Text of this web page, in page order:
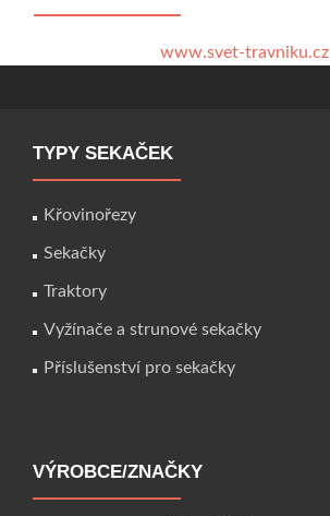
www.svet-travniku.cz
TYPY SEKAČEK
Křovinořezy
Sekačky
Traktory
Vyžínače a strunové sekačky
Příslušenství pro sekačky
VÝROBCE/ZNAČKY